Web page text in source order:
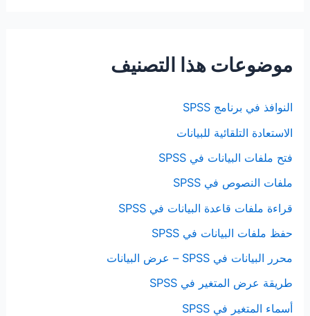
موضوعات هذا التصنيف
النوافذ في برنامج SPSS
الاستعادة التلقائية للبيانات
فتح ملفات البيانات في SPSS
ملفات النصوص في SPSS
قراءة ملفات قاعدة البيانات في SPSS
حفظ ملفات البيانات في SPSS
محرر البيانات في SPSS – عرض البيانات
طريقة عرض المتغير في SPSS
أسماء المتغير في SPSS